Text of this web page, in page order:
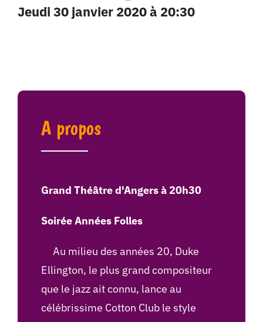
jeudi 30 janvier 2020 à 20:30
A propos
Grand Théâtre d'Angers à 20h30
Soirée Années Folles
Au milieu des années 20, Duke
Ellington, le plus grand compositeur
que le jazz ait connu, lance au
célébrissime Cotton Club le style